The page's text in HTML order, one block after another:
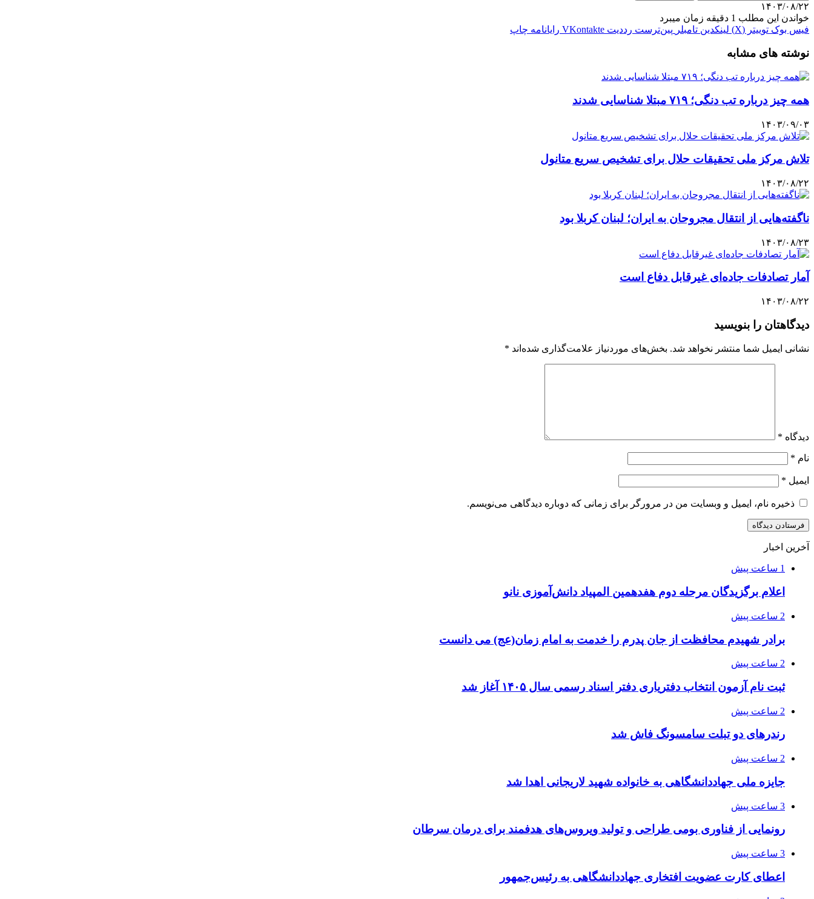
۱۴۰۳/۰۸/۲۲
خواندن این مطلب 1 دقیقه زمان میبرد
فیس بوک توییتر (X) لینکدین ‫تامبلر ‫پین‌ترست ‫رددیت ‫VKontakte رایانامه چاپ
نوشته های مشابه
همه چیز درباره تب دنگی؛ ۷۱۹ مبتلا شناسایی شدند
۱۴۰۳/۰۹/۰۳
تلاش مرکز ملی تحقیقات حلال برای تشخیص سریع متانول
۱۴۰۳/۰۸/۲۲
ناگفته‌هایی از انتقال مجروحان به ایران؛ لبنان کربلا بود
۱۴۰۳/۰۸/۲۳
آمار تصادفات جاده‌ای غیرقابل دفاع است
۱۴۰۳/۰۸/۲۲
دیدگاهتان را بنویسید
نشانی ایمیل شما منتشر نخواهد شد. بخش‌های موردنیاز علامت‌گذاری شده‌اند *
دیدگاه *
نام *
ایمیل *
ذخیره نام، ایمیل و وبسایت من در مرورگر برای زمانی که دوباره دیدگاهی می‌نویسم.
آخرین اخبار
1 ساعت پیش
اعلام برگزیدگان مرحله دوم هفدهمین المپیاد دانش‌آموزی نانو
2 ساعت پیش
برادر شهیدم محافظت از جان پدرم را خدمت به امام زمان(عج) می دانست
2 ساعت پیش
ثبت نام آزمون انتخاب دفتریاری دفتر اسناد رسمی سال ۱۴۰۵ آغاز شد
2 ساعت پیش
رندرهای دو تبلت سامسونگ فاش شد
2 ساعت پیش
جایزه ملی جهاددانشگاهی به خانواده شهید لاریجانی اهدا شد
3 ساعت پیش
رونمایی از فناوری بومی طراحی و تولید ویروس‌های هدفمند برای درمان سرطان
3 ساعت پیش
اعطای کارت عضویت افتخاری جهاددانشگاهی به رئیس‌جمهور